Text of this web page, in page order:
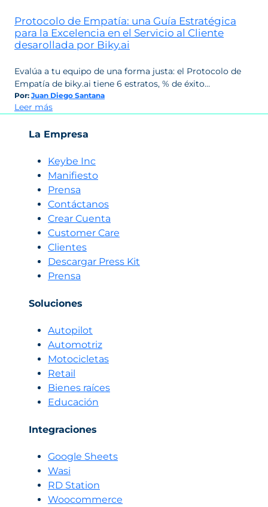
Protocolo de Empatía: una Guía Estratégica
para la Excelencia en el Servicio al Cliente
desarollada por Biky.ai
Evalúa a tu equipo de una forma justa: el Protocolo de
Empatía de biky.ai tiene 6 estratos, % de éxito…
Por: Juan Diego Santana
Leer más:
de
una
Guía
Estratégica
para
la
Excelencia
en
el
Servicio
al
Cliente
por
La Empresa
Keybe Inc
Manifiesto
Prensa
Contáctanos
Crear Cuenta
Customer Care
Clientes
Descargar Press Kit
Prensa
Soluciones
Autopilot
Automotriz
Motocicletas
Retail
Bienes raíces
Educación
Integraciones
Google Sheets
Wasi
RD Station
Woocommerce